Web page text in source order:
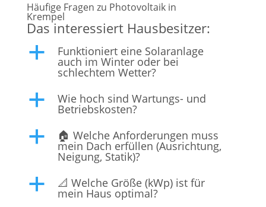
Häufige Fragen zu Photovoltaik in
Krempel
Das interessiert Hausbesitzer:
a Funktioniert eine Solaranlage
auch im Winter oder bei
schlechtem Wetter?
a Wie hoch sind Wartungs- und
Betriebskosten?
a 🏠 Welche Anforderungen muss
mein Dach erfüllen (Ausrichtung,
Neigung, Statik)?
a 📐 Welche Größe (kWp) ist für
mein Haus optimal?